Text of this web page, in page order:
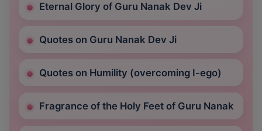
Eternal Glory of Guru Nanak Dev Ji
Quotes on Guru Nanak Dev Ji
Quotes on Humility (overcoming I-ego)
Fragrance of the Holy Feet of Guru Nanak